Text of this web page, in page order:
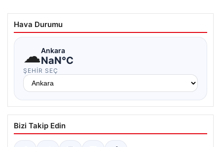
Hava Durumu
☁Ankara
NaN°C
ŞEHIR SEÇ
Bizi Takip Edin